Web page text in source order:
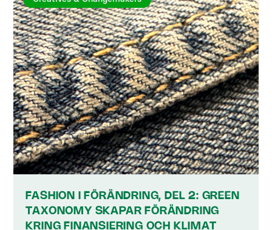
FASHION I FÖRÄNDRING, DEL 2: GREEN
TAXONOMY SKAPAR FÖRÄNDRING
KRING FINANSIERING OCH KLIMAT